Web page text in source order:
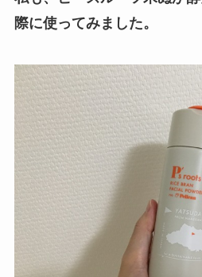
際に使ってみました。